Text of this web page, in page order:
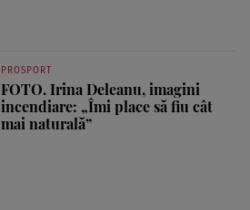
PROSPORT
FOTO. Irina Deleanu, imagini
incendiare: „Îmi place să fiu cât
mai naturală”